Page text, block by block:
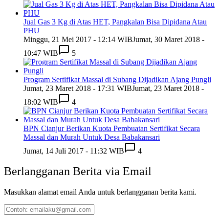
Jual Gas 3 Kg di Atas HET, Pangkalan Bisa Dipidana Atau
PHU
Minggu, 21 Mei 2017 - 12:14 WIBJumat, 30 Maret 2018 -
10:47 WIB
5
Program Sertifikat Massal di Subang Dijadikan Ajang Pungli
Jumat, 23 Maret 2018 - 17:31 WIBJumat, 23 Maret 2018 -
18:02 WIB
4
BPN Cianjur Berikan Kuota Pembuatan Sertifikat Secara
Massal dan Murah Untuk Desa Babakansari
Jumat, 14 Juli 2017 - 11:32 WIB
4
Berlangganan Berita via Email
Masukkan alamat email Anda untuk berlangganan berita kami.
Contoh:
emailaku@gmail.com